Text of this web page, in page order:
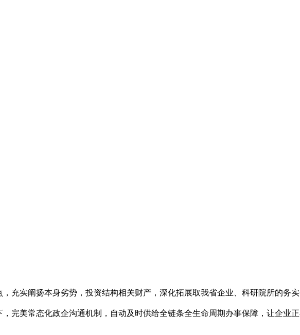
实阐扬本身劣势，投资结构相关财产，深化拓展取我省企业、科研院所的务实
完美常态化政企沟通机制，自动及时供给全链条全生命周期办事保障，让企业